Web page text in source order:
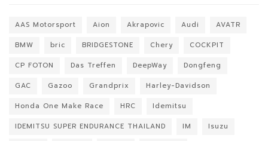
AAS Motorsport Aion Akrapovic Audi
AVATR
BMW
bric BRIDGESTONE Chery
COCKPIT
CP FOTON
Das Treffen DeepWay
Dongfeng
GAC
Gazoo Grandprix
Harley-Davidson
Honda One Make Race
HRC
Idemitsu
IDEMITSU SUPER ENDURANCE THAILAND
IM
Isuzu